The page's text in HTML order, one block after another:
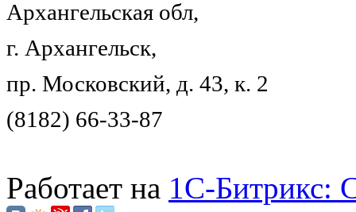
Архангельская обл,
г. Архангельск,
пр. Московский, д. 43, к. 2
(8182) 66-33-87
Работает на 1C-Битрикс: